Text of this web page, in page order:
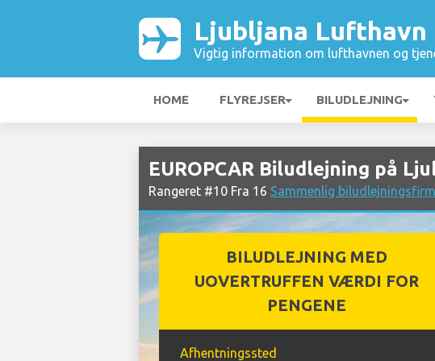
Ljubljana Lufthavn
Vigtig information om lufthavnen og
HOME FLYREJSER BILUDLEJNING
EUROPCAR Biludlejning på
Rangeret #10 Fra 16 Sammenlig
BILUDLEJNING MED
UOVERTRUFFEN VÆRDI FOR
PENGENE
Afhentningssted